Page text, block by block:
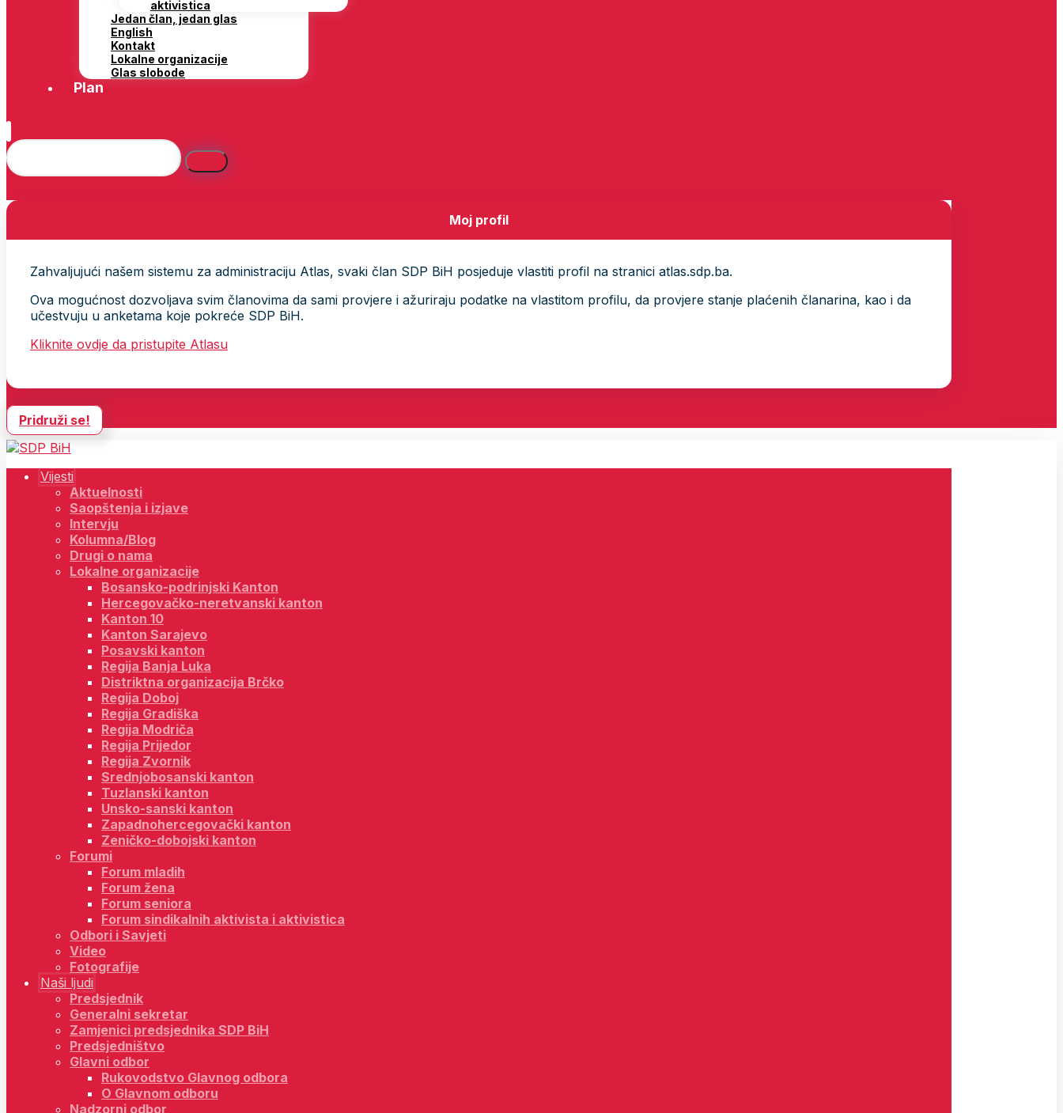
aktivistica
Jedan član, jedan glas
English
Kontakt
Lokalne organizacije
Glas slobode
Plan
Moj profil
Zahvaljujući našem sistemu za administraciju Atlas, svaki član SDP BiH posjeduje vlastiti profil na stranici atlas.sdp.ba.
Ova mogućnost dozvoljava svim članovima da sami provjere i ažuriraju podatke na vlastitom profilu, da provjere stanje plaćenih članarina, kao i da
učestvuju u anketama koje pokreće SDP BiH.
Kliknite ovdje da pristupite Atlasu
Pridruži se!
Vijesti
Aktuelnosti
Saopštenja i izjave
Intervju
Kolumna/Blog
Drugi o nama
Lokalne organizacije
Bosansko-podrinjski Kanton
Hercegovačko-neretvanski kanton
Kanton 10
Kanton Sarajevo
Posavski kanton
Regija Banja Luka
Distriktna organizacija Brčko
Regija Doboj
Regija Gradiška
Regija Modriča
Regija Prijedor
Regija Zvornik
Srednjobosanski kanton
Tuzlanski kanton
Unsko-sanski kanton
Zapadnohercegovački kanton
Zeničko-dobojski kanton
Forumi
Forum mladih
Forum žena
Forum seniora
Forum sindikalnih aktivista i aktivistica
Odbori i Savjeti
Video
Fotografije
Naši ljudi
Predsjednik
Generalni sekretar
Zamjenici predsjednika SDP BiH
Predsjedništvo
Glavni odbor
Rukovodstvo Glavnog odbora
O Glavnom odboru
Nadzorni odbor